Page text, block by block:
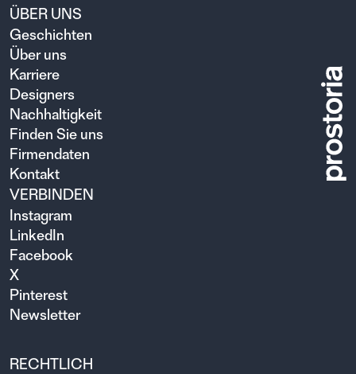
ÜBER UNS
Geschichten
Über uns
Karriere
Designers
Nachhaltigkeit
Finden Sie uns
Firmendaten
Kontakt
VERBINDEN
Instagram
LinkedIn
Facebook
X
Pinterest
Newsletter
RECHTLICH